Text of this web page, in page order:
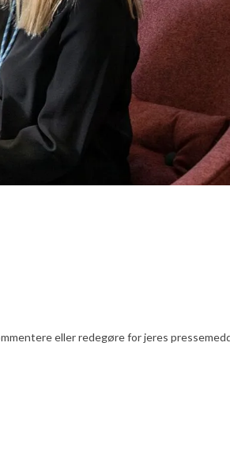
eller redegøre for jeres